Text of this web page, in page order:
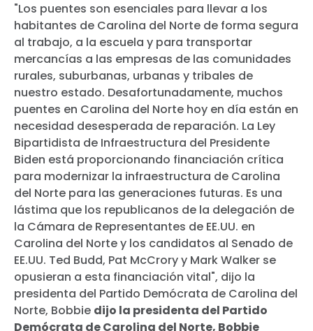
"Los puentes son esenciales para llevar a los
habitantes de Carolina del Norte de forma segura
al trabajo, a la escuela y para transportar
mercancías a las empresas de las comunidades
rurales, suburbanas, urbanas y tribales de
nuestro estado. Desafortunadamente, muchos
puentes en Carolina del Norte hoy en día están en
necesidad desesperada de reparación. La Ley
Bipartidista de Infraestructura del Presidente
Biden está proporcionando financiación crítica
para modernizar la infraestructura de Carolina
del Norte para las generaciones futuras. Es una
lástima que los republicanos de la delegación de
la Cámara de Representantes de EE.UU. en
Carolina del Norte y los candidatos al Senado de
EE.UU. Ted Budd, Pat McCrory y Mark Walker se
opusieran a esta financiación vital", dijo la
presidenta del Partido Demócrata de Carolina del
Norte, Bobbie dijo la presidenta del Partido
Demócrata de Carolina del Norte, Bobbie